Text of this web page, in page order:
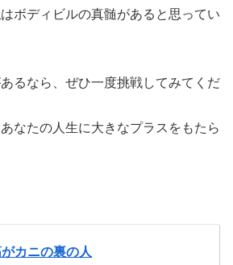
ボディビルの真髄があると思ってい
るなら、ぜひ一度挑戦してみてくだ
なたの人生に大きなプラスをもたら
カニの裏の人